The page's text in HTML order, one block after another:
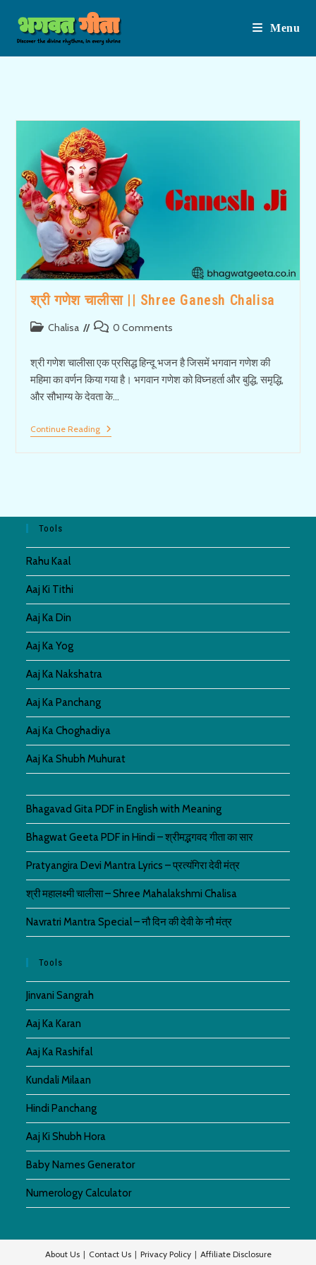
Menu
श्री गणेश चालीसा || Shree Ganesh Chalisa
PostChalisa
Post0 Comments
श्री गणेश चालीसा एक प्रसिद्ध हिन्दू भजन है जिसमें भगवान गणेश की
महिमा का वर्णन किया गया है। भगवान गणेश को विघ्नहर्ता और बुद्धि, समृद्धि,
और सौभाग्य के देवता के…
Continue Readingश्री
गणेश
चालीसा
Tools
Rahu Kaal
Aaj Ki Tithi
Aaj Ka Din
Aaj Ka Yog
Aaj Ka Nakshatra
Aaj Ka Panchang
Aaj Ka Choghadiya
Aaj Ka Shubh Muhurat
Bhagavad Gita PDF in English with Meaning
Bhagwat Geeta PDF in Hindi – श्रीमद्भगवद गीता का सार
Pratyangira Devi Mantra Lyrics – प्रत्यंगिरा देवी मंत्र
श्री महालक्ष्मी चालीसा – Shree Mahalakshmi Chalisa
Navratri Mantra Special – नौ दिन की देवी के नौ मंत्र
Tools
Jinvani Sangrah
Aaj Ka Karan
Aaj Ka Rashifal
Kundali Milaan
Hindi Panchang
Aaj Ki Shubh Hora
Baby Names Generator
Numerology Calculator
About Us Contact Us Privacy Policy Affiliate Disclosure